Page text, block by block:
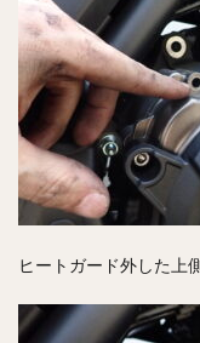
ヒートガード外した上